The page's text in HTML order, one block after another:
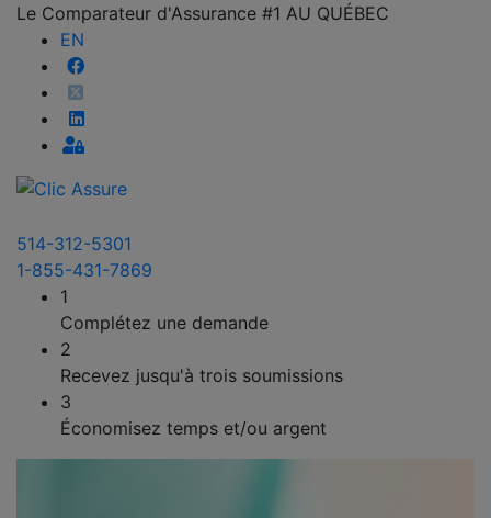
Le Comparateur d'Assurance #1 AU QUÉBEC
EN
514-312-5301
1-855-431-7869
1
Complétez une demande
2
Recevez jusqu'à trois soumissions
3
Économisez temps et/ou argent